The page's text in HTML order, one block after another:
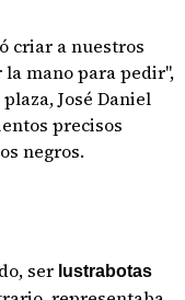
criar a nuestros
mano para pedir",
José Daniel
precisos
negros.
ser lustrabotas